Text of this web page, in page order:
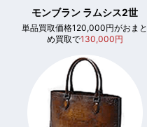
モンブラン ラムシス2世
単品買取価格120,000円がおまと
め買取で130,000円